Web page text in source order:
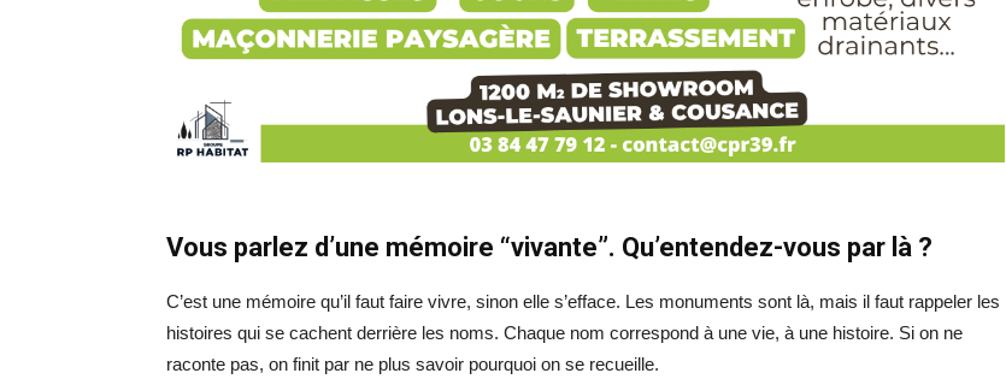
Vous parlez d’une mémoire “vivante”. Qu’entendez-vous par là ?
C’est une mémoire qu’il faut faire vivre, sinon elle s’efface. Les monuments sont là, mais il faut rappeler les
histoires qui se cachent derrière les noms. Chaque nom correspond à une vie, à une histoire. Si on ne
raconte pas, on finit par ne plus savoir pourquoi on se recueille.